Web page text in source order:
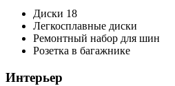
Диски 18
Легкосплавные диски
Ремонтный набор для шин
Розетка в багажнике
Интерьер